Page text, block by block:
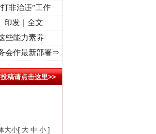
”激荡..·[视频]牢记初心使命 奋进复兴征程丨红船起航处 潮
非治违”工作
印发｜全文
些能力素养
会作最新部署⇒
稿请点击这里>>
大小[ 大 中 小 ]